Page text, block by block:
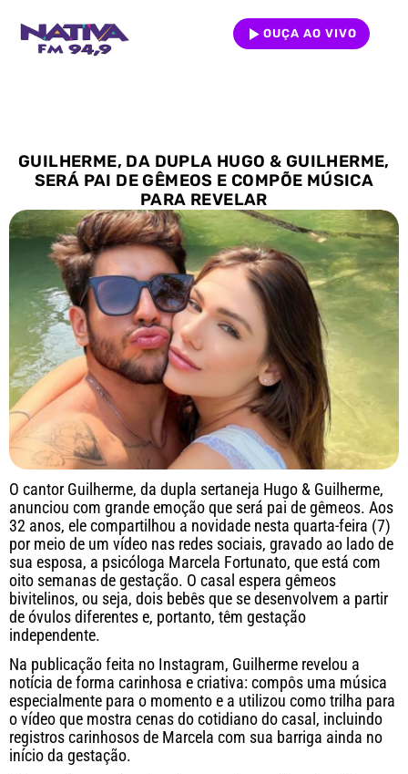
OUÇA AO VIVO
GUILHERME, DA DUPLA HUGO & GUILHERME,
SERÁ PAI DE GÊMEOS E COMPÕE MÚSICA
PARA REVELAR
O cantor Guilherme, da dupla sertaneja Hugo & Guilherme,
anunciou com grande emoção que será pai de gêmeos. Aos
32 anos, ele compartilhou a novidade nesta quarta-feira (7)
por meio de um vídeo nas redes sociais, gravado ao lado de
sua esposa, a psicóloga Marcela Fortunato, que está com
oito semanas de gestação. O casal espera gêmeos
bivitelinos, ou seja, dois bebês que se desenvolvem a partir
de óvulos diferentes e, portanto, têm gestação
independente.
Na publicação feita no Instagram, Guilherme revelou a
notícia de forma carinhosa e criativa: compôs uma música
especialmente para o momento e a utilizou como trilha para
o vídeo que mostra cenas do cotidiano do casal, incluindo
registros carinhosos de Marcela com sua barriga ainda no
início da gestação.